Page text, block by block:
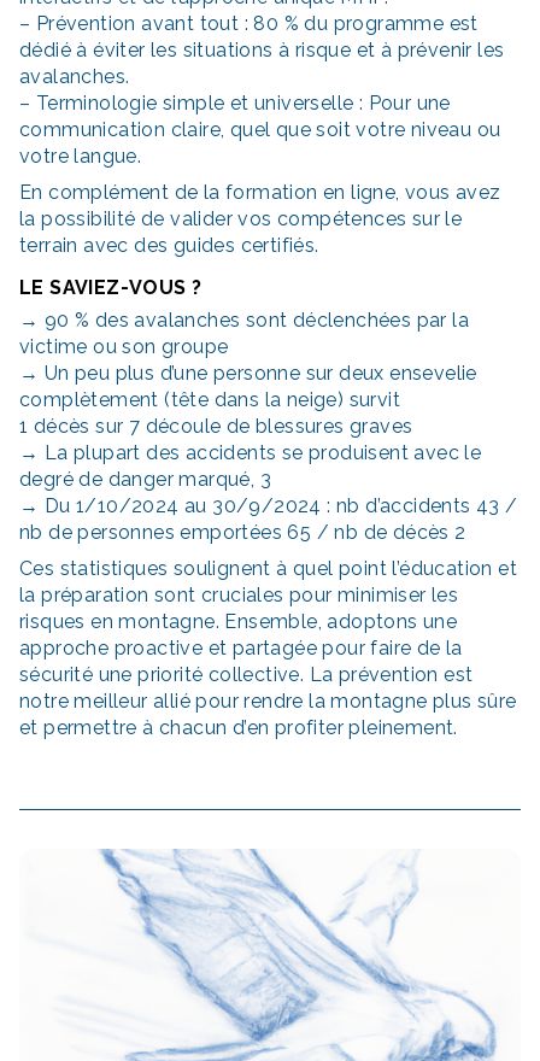
– Prévention avant tout : 80 % du programme est
dédié à éviter les situations à risque et à prévenir les
avalanches.
– Terminologie simple et universelle : Pour une
communication claire, quel que soit votre niveau ou
votre langue.
En complément de la formation en ligne, vous avez
la possibilité de valider vos compétences sur le
terrain avec des guides certifiés.
LE SAVIEZ-VOUS ?
→ 90 % des avalanches sont déclenchées par la
victime ou son groupe
→ Un peu plus d’une personne sur deux ensevelie
complètement (tête dans la neige) survit
1 décès sur 7 découle de blessures graves
→ La plupart des accidents se produisent avec le
degré de danger marqué, 3
→ Du 1/10/2024 au 30/9/2024 : nb d’accidents 43 /
nb de personnes emportées 65 / nb de décès 2
Ces statistiques soulignent à quel point l’éducation et
la préparation sont cruciales pour minimiser les
risques en montagne. Ensemble, adoptons une
approche proactive et partagée pour faire de la
sécurité une priorité collective. La prévention est
notre meilleur allié pour rendre la montagne plus sûre
et permettre à chacun d’en profiter pleinement.